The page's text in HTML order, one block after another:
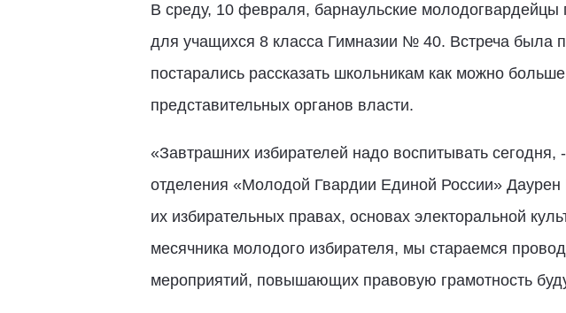
В среду, 10 февраля, барнаульские молодогвардейцы
для учащихся 8 класса Гимназии № 40. Встреча была
постарались рассказать школьникам как можно
представительных органов власти.
«Завтрашних избирателей надо воспитывать сегодня,
отделения «Молодой Гвардии Единой России»
их избирательных правах, основах электоральной
месячника молодого избирателя, мы стараемся
мероприятий, повышающих правовую грамотность